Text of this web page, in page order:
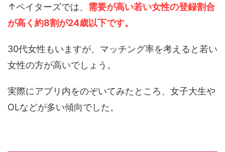
↑ペイターズでは、 需要が高い若い女性の登録割合
が高く約8割が24歳以下です。
30代女性もいますが、マッチング率を考えると若い
女性の方が高いでしょう。
実際にアプリ内をのぞいてみたところ、女子大生や
OLなどが多い傾向でした。